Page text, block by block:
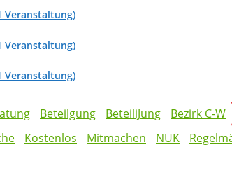
Veranstaltung)
Veranstaltung)
Veranstaltung)
Beteilgung BeteiliJung Bezirk C-W
Kostenlos Mitmachen NUK